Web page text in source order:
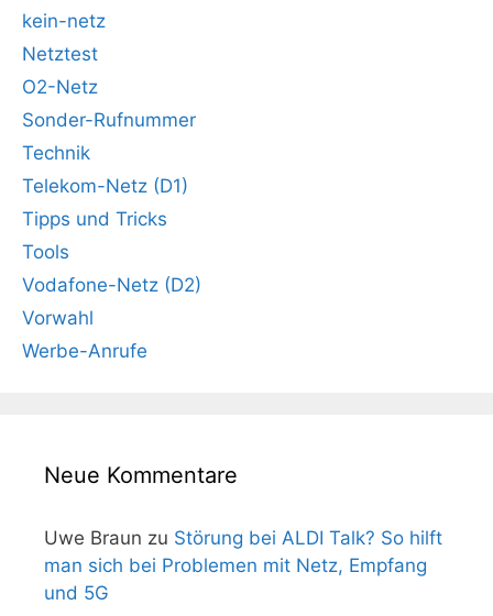
kein-netz
Netztest
O2-Netz
Sonder-Rufnummer
Technik
Telekom-Netz (D1)
Tipps und Tricks
Tools
Vodafone-Netz (D2)
Vorwahl
Werbe-Anrufe
Neue Kommentare
Uwe Braun zu Störung bei ALDI Talk? So hilft
man sich bei Problemen mit Netz, Empfang
und 5G